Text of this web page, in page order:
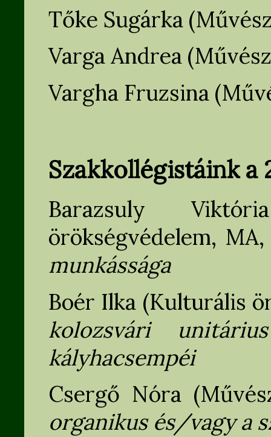
Tőke Sugárka
Varga Andrea
Vargha Fruzsina
Szakkollégistáink a
Barazsuly
örökségvédelem,
munkássága
Boér Ilka (Kulturális
kolozsvári
kályhacsempéi
Csergő Nóra
organikus és/vagy a